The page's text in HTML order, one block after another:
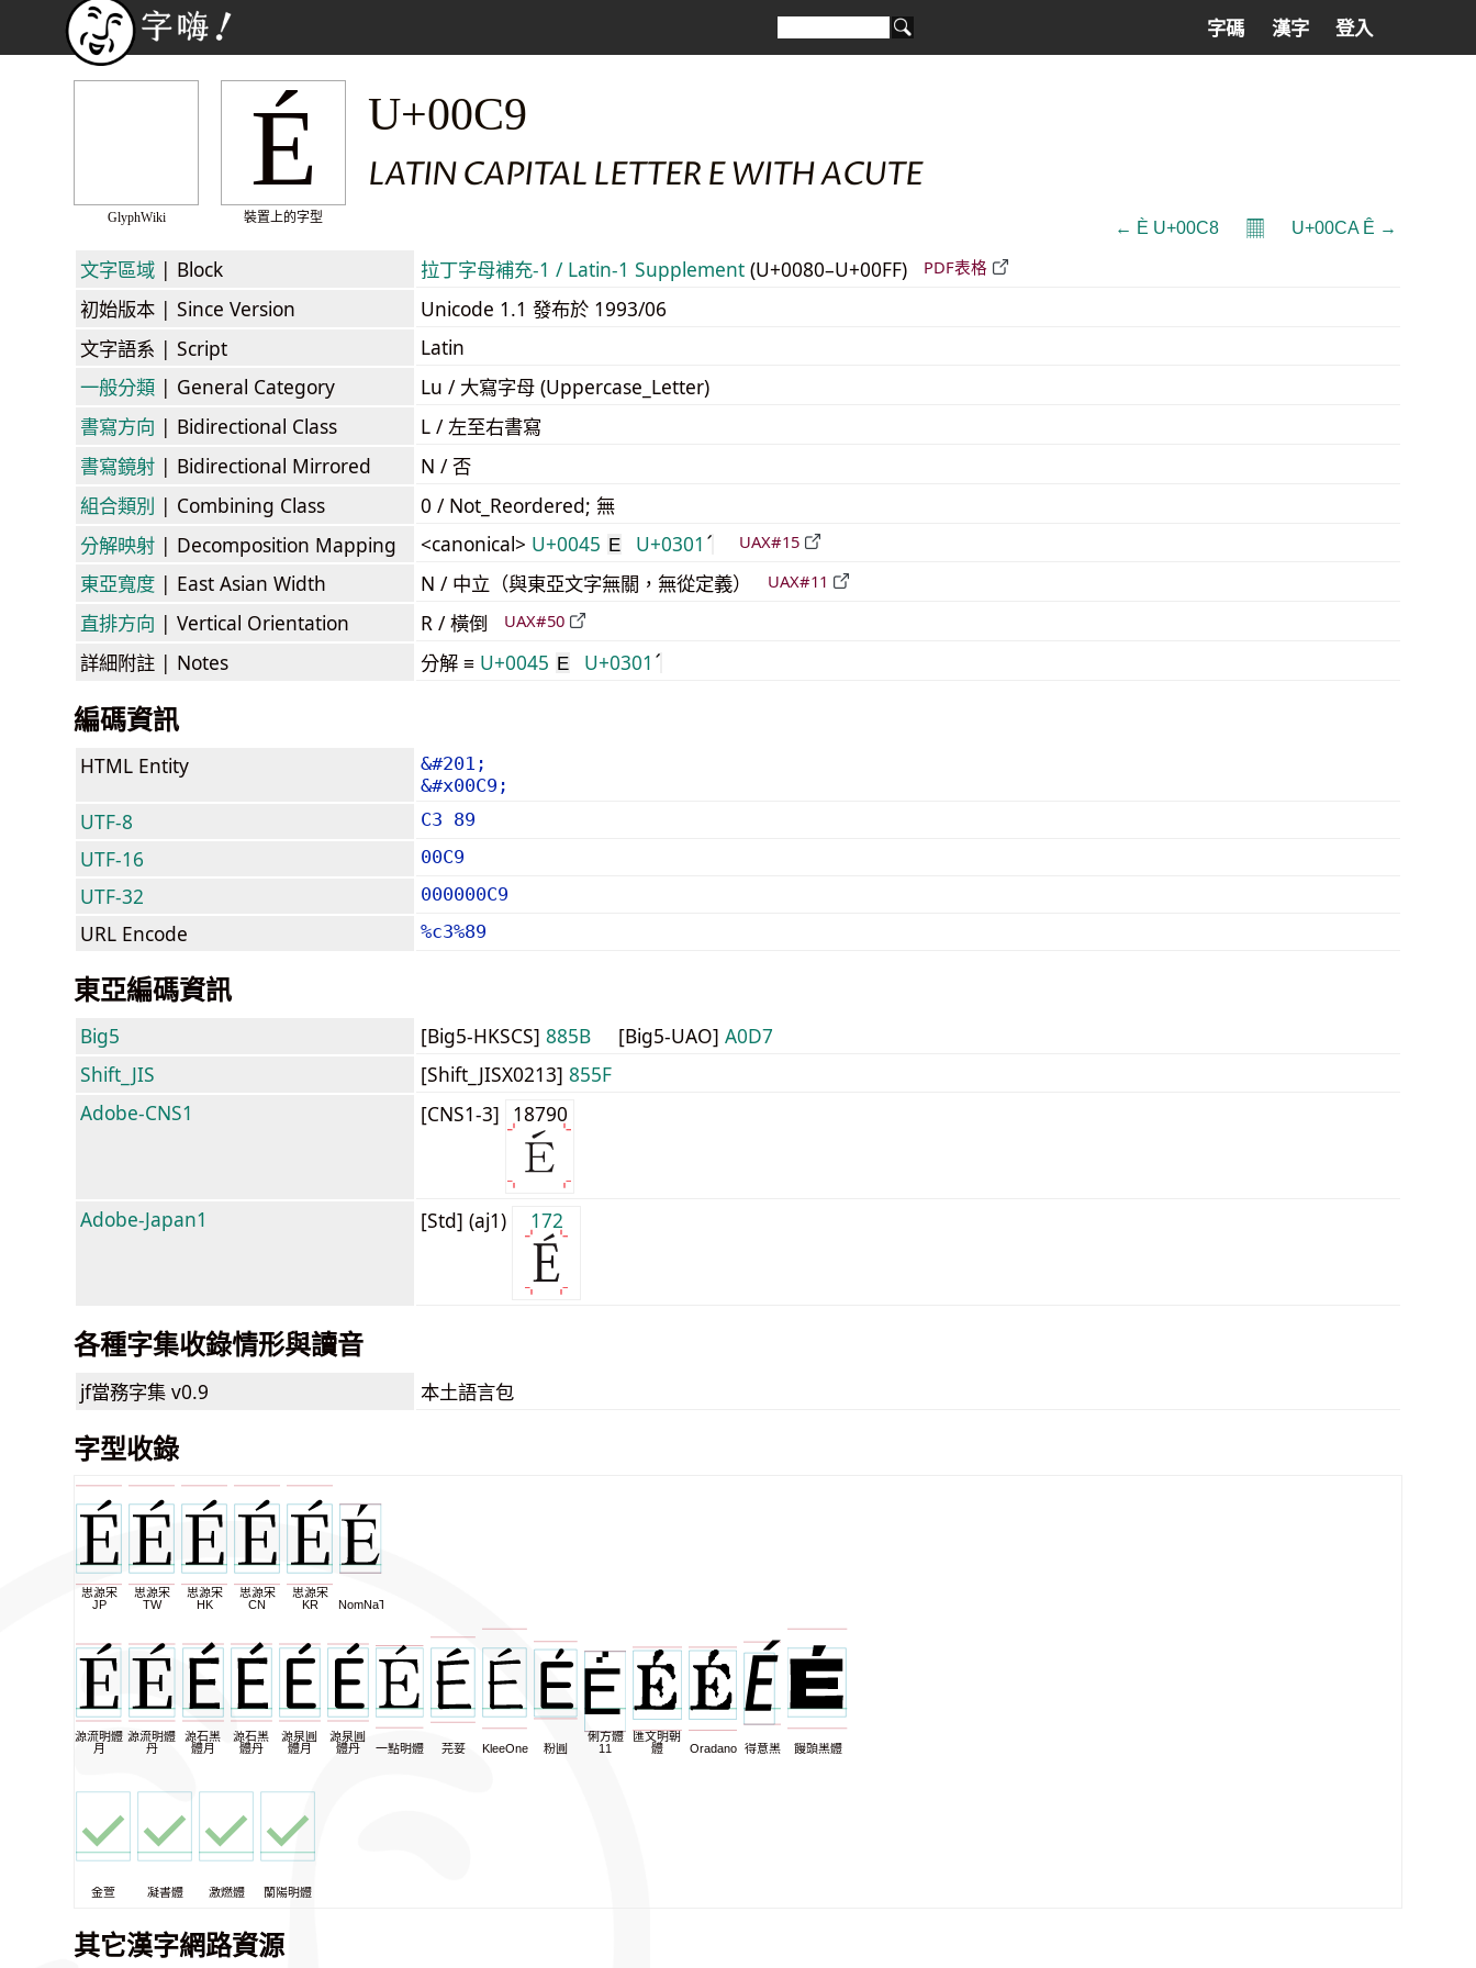
字碼 漢字 登入
GlyphWiki
É
裝置上的字型
U+00C9
LATIN CAPITAL LETTER E WITH ACUTE
← È U+00C8 𝄜 U+00CA Ê →
文字區域 | Block 拉丁字母補充-1 / Latin-1 Supplement (U+0080–U+00FF) PDF表格
初始版本 | Since Version
Unicode 1.1 發布於 1993/06
文字語系 | Script
Latin
一般分類 | General Category
Lu / 大寫字母 (Uppercase_Letter)
書寫方向 | Bidirectional Class
L / 左至右書寫
書寫鏡射 | Bidirectional Mirrored
N / 否
組合類別 | Combining Class
0 / Not_Reordered; 無
分解映射 | Decomposition Mapping <canonical> U+0045 E U+0301 UAX#15
東亞寬度 | East Asian Width N / 中立（與東亞文字無關，無從定義） UAX#11
直排方向 | Vertical Orientation R / 橫倒 UAX#50
詳細附註 | Notes 分解 ≡ U+0045 E U+0301
編碼資訊
HTML Entity
&#201;
&#x00C9;
UTF-8 C3 89
UTF-16 00C9
UTF-32 000000C9
URL Encode %c3%89
東亞編碼資訊
Big5 [Big5-HKSCS] 885B [Big5-UAO] A0D7
Shift_JIS
[Shift_JISX0213] 855F
Adobe-CNS1
[CNS1-3] 18790
Adobe-Japan1 [Std] (aj1) 172
各種字集收錄情形與讀音
jf當務字集 v0.9 本土語言包
字型收錄
思源宋
JP
思源宋
TW
思源宋
HK
思源宋
CN
思源宋
KR
NomNaTong
源流明體
月
源流明體
丹
源石黑
體月
源石黑
體丹
源泉圓
體月
源泉圓
體丹
一點明體 芫荽 KleeOne 粉圓
俐方體
11
匯文明朝
體
Oradano 得意黑 饅頭黑體
金萱 凝書體 激燃體 蘭陽明體
其它漢字網路資源